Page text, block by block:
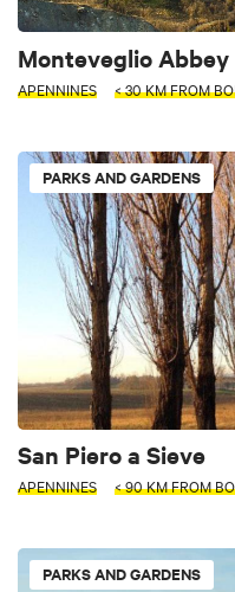
Monteveglio Abbey
APENNINES < 30 KM FROM
PARKS AND GARDENS
San Piero a Sieve
APENNINES < 90 KM FROM
PARKS AND GARDENS